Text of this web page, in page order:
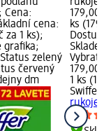
Cena:
cena:
za 1 ks);
grafika;
zelený
červený
dm
rukojetí,
179,00
ks
Vybrat
179,00
1 ks
Swiffer
rukojetí,